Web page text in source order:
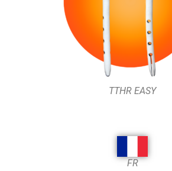
TTHR EASY
FR